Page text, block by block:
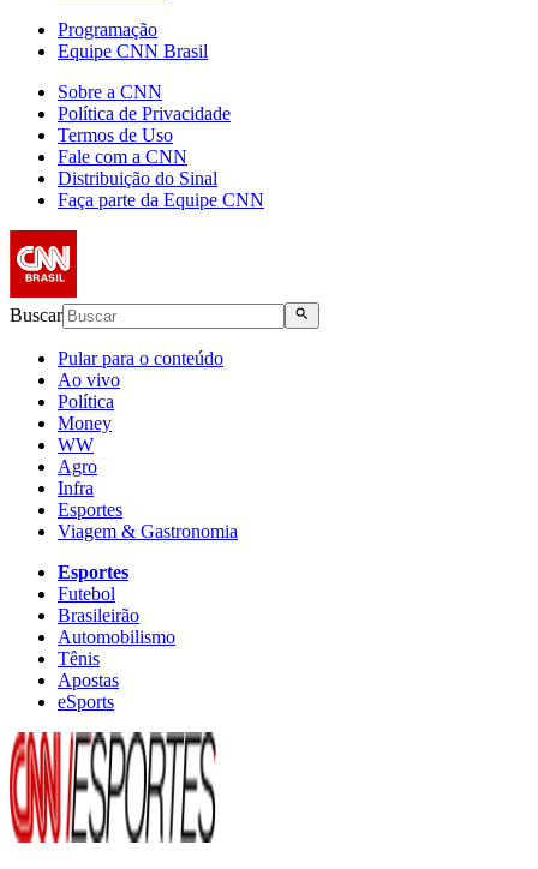
Programação
Equipe CNN Brasil
Sobre a CNN
Política de Privacidade
Termos de Uso
Fale com a CNN
Distribuição do Sinal
Faça parte da Equipe CNN
Buscar
Pular para o conteúdo
Ao vivo
Política
Money
WW
Agro
Infra
Esportes
Viagem & Gastronomia
Esportes
Futebol
Brasileirão
Automobilismo
Tênis
Apostas
eSports